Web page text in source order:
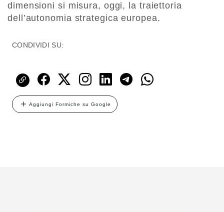
dimensioni si misura, oggi, la traiettoria
dell’autonomia strategica europea.
CONDIVIDI SU:
Aggiungi Formiche su Google